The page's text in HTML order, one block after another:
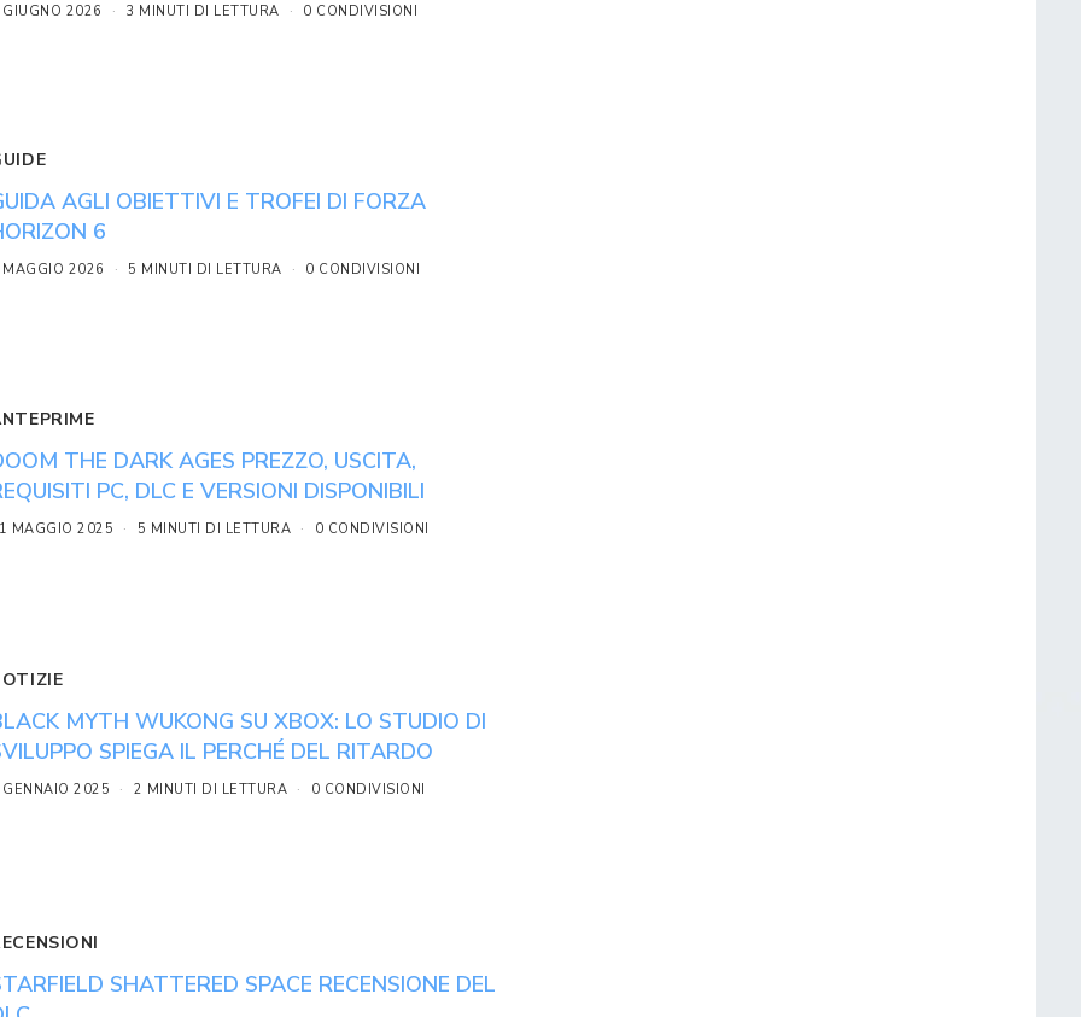
2026 3 MINUTI DI LETTURA 0 CONDIVISIONI
AGLI OBIETTIVI E TROFEI DI FORZA
6
2026 5 MINUTI DI LETTURA 0 CONDIVISIONI
THE DARK AGES PREZZO, USCITA,
PC, DLC E VERSIONI DISPONIBILI
MAGGIO 2025 5 MINUTI DI LETTURA 0 CONDIVISIONI
MYTH WUKONG SU XBOX: LO STUDIO DI
SPIEGA IL PERCHÉ DEL RITARDO
2025 2 MINUTI DI LETTURA 0 CONDIVISIONI
SHATTERED SPACE RECENSIONE DEL